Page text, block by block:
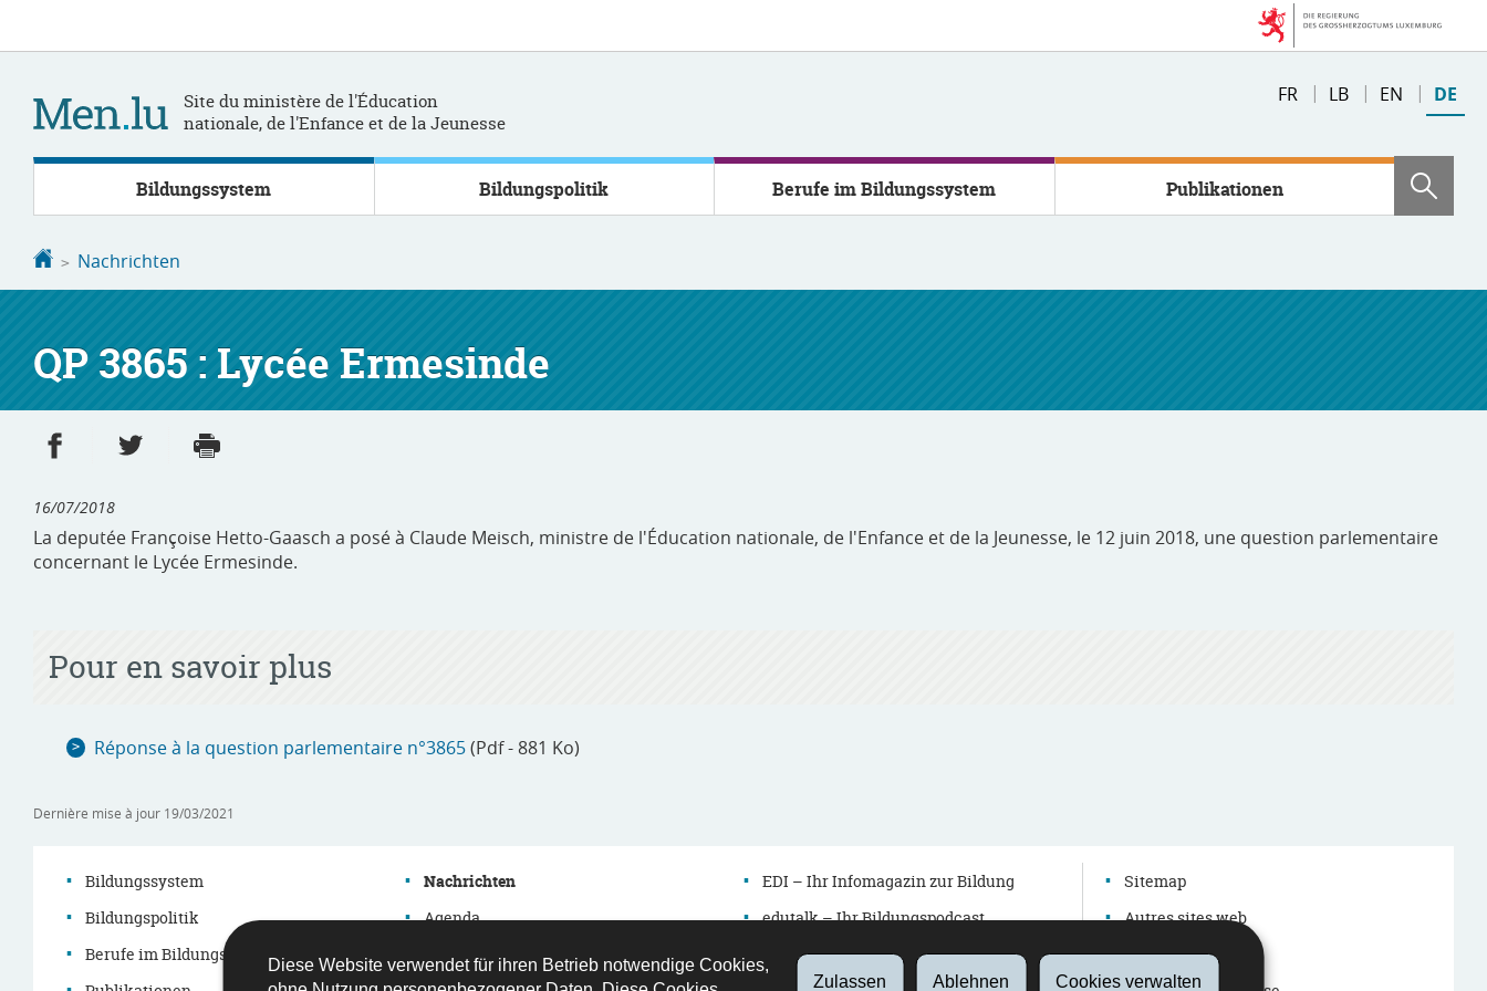
Diese Website verwendet für ihren Betrieb notwendige Cookies,
Zulassen Ablehnen Cookies verwalten
Site du ministère de l'Éducation
nationale, de l'Enfance et de la Jeunesse
Changer
FR LB EN DE
Bildungssystem Bildungspolitik Berufe im Bildungssystem Publikationen
Startseite
Nachrichten
QP 3865 : Lycée Ermesinde
Partager sur Facebook
Partager sur Twitter
16/07/2018
La deputée Françoise Hetto-Gaasch a posé à Claude Meisch, ministre de l'Éducation nationale, de l'Enfance et de la Jeunesse, le 12 juin 2018, une question parlementaire
concernant le Lycée Ermesinde.
Pour en savoir plus
Réponse à la question parlementaire n°3865(Pdf - 881 Ko)
Dernière mise à jour 19/03/2021
Navigationsmenü
Bildungssystem
Bildungspolitik
Berufe im Bildungssystem
Nachrichten
Agenda
Themen
EDI – Ihr Infomagazin zur Bildung
edutalk – Ihr Bildungspodcast
Newsletter
Sitemap
Autres sites web
Barrierefreiheit